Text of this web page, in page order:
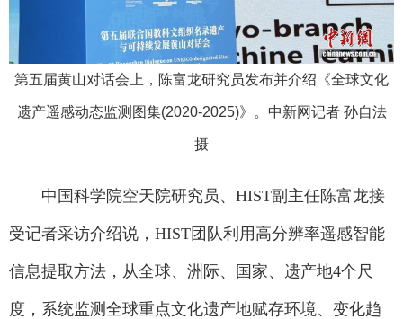
第五届黄山对话会上，陈富龙研究员发布并介绍《全球文化
遗产遥感动态监测图集(2020-2025)》。中新网记者 孙自法
摄
中国科学院空天院研究员、HIST副主任陈富龙接
受记者采访介绍说，HIST团队利用高分辨率遥感智能
信息提取方法，从全球、洲际、国家、遗产地4个尺
度，系统监测全球重点文化遗产地赋存环境、变化趋